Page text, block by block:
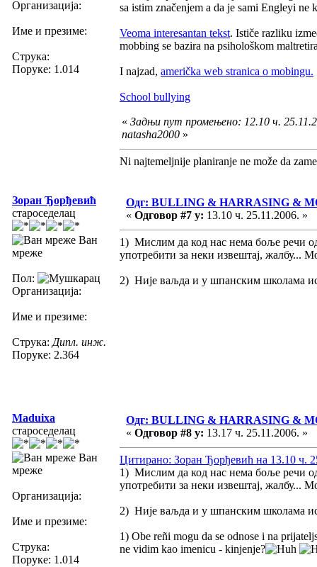
Организација:
Име и презиме:
Струка:
Поруке: 1.014
sa istim značenjem a da je sami Engleyi ne
Veoma interesantan tekst. Ističe razliku
mobbing se bazira na psihološkom
I najzad, američka web stranica o mobingu.
School bullying
« Задњи пут промењено: 12.10 ч.
natasha2000 »
Ni najtemeljnije planiranje ne može da
Зоран Ђорђевић
староседелац
Ван
мреже
Пол:
Организација:
Име и презиме:
Струка: Дипл. инж.
Поруке: 2.364
Одг: BULLING & HARRASING &
« Одговор #7 у: 13.10 ч. 25.11.2006. »
1) Мислим да код нас нема боље речи
употребити за неки извештај, жалбу...
2) Није ваљда и у шпанским школама
Maduixa
староседелац
Ван
мреже
Организација:
Име и презиме:
Струка:
Поруке: 1.014
Одг: BULLING & HARRASING &
« Одговор #8 у: 13.17 ч. 25.11.2006. »
Цитирано: Зоран Ђорђевић на 13.10 ч.
1) Мислим да код нас нема боље речи
употребити за неки извештај, жалбу...
2) Није ваљда и у шпанским школама
1) Obe reñi mogu da se odnose i na
ne vidim kao imenicu - kinjenje?